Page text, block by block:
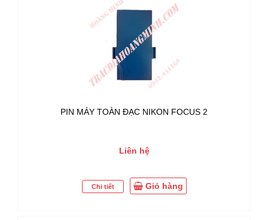
PIN MÁY TOÀN ĐẠC NIKON FOCUS 2
Liên hệ
Chi tiết Giỏ hàng